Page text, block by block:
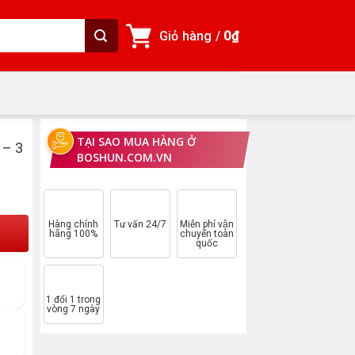
Giỏ hàng / 0₫
– 3
TẠI SAO MUA HÀNG Ở
BOSHUN.COM.VN
Hàng chính
hãng 100%
Tư vấn 24/7
Miễn phí vận
chuyển toàn
quốc
1 đổi 1 trong
vòng 7 ngày